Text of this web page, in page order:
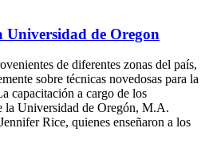
Universidad de Oregon
de diferentes zonas del país,
sobre técnicas novedosas para la
capacitación a cargo de los
la Universidad de Oregón, M.A.
Rice, quienes enseñaron a los